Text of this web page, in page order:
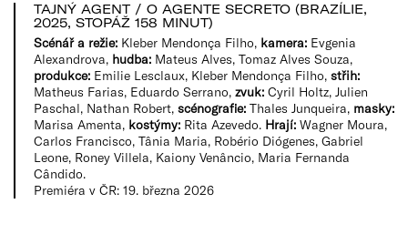
TAJNÝ AGENT / O AGENTE SECRETO (BRAZÍLIE,
2025, STOPÁŽ 158 MINUT)
Scénář a režie: Kleber Mendonça Filho, kamera: Evgenia
Alexandrova, hudba: Mateus Alves, Tomaz Alves Souza,
produkce: Emilie Lesclaux, Kleber Mendonça Filho, střih:
Matheus Farias, Eduardo Serrano, zvuk: Cyril Holtz, Julien
Paschal, Nathan Robert, scénografie: Thales Junqueira, masky:
Marisa Amenta, kostýmy: Rita Azevedo. Hrají: Wagner Moura,
Carlos Francisco, Tânia Maria, Robério Diógenes, Gabriel
Leone, Roney Villela, Kaiony Venâncio, Maria Fernanda
Cândido.
Premiéra v ČR: 19. března 2026